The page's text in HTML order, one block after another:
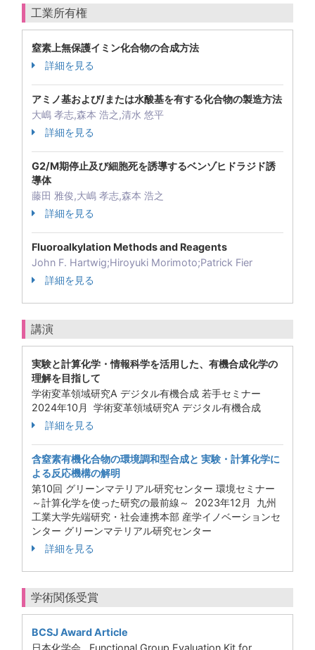
工業所有権
窒素上無保護イミン化合物の合成方法
詳細を見る
アミノ基および/または水酸基を有する化合物の製造方法
大嶋 孝志,森本 浩之,清水 悠平
詳細を見る
G2/M期停止及び細胞死を誘導するベンゾヒドラジド誘
導体
藤田 雅俊,大嶋 孝志,森本 浩之
詳細を見る
Fluoroalkylation Methods and Reagents
John F. Hartwig;Hiroyuki Morimoto;Patrick Fier
詳細を見る
講演
実験と計算化学・情報科学を活用した、有機合成化学の
理解を目指して
学術変革領域研究A デジタル有機合成 若手セミナー
2024年10月 学術変革領域研究A デジタル有機合成
詳細を見る
含窒素有機化合物の環境調和型合成と 実験・計算化学に
よる反応機構の解明
第10回 グリーンマテリアル研究センター 環境セミナー
～計算化学を使った研究の最前線～ 2023年12月 九州
工業大学先端研究・社会連携本部 産学イノベーションセ
ンター グリーンマテリアル研究センター
詳細を見る
学術関係受賞
BCSJ Award Article
日本化学会 Functional Group Evaluation Kit for